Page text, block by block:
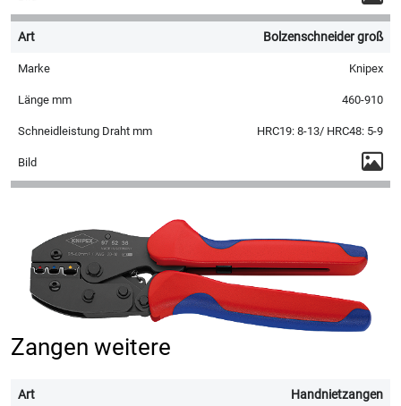
Bolzenschneider groß
Knipex
460-910
HRC19: 8-13/ HRC48: 5-9
Zangen weitere
Handnietzangen